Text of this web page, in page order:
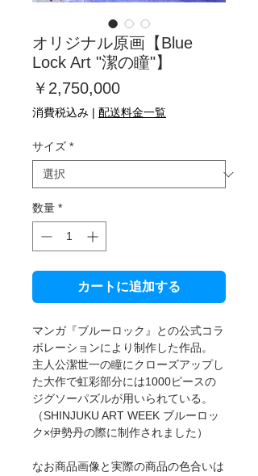
オリジナル原画【Blue
Lock Art "潔の瞳"】
￥2,750,000価
格
消費税込み | 配送料金一覧
サイズ *
数量 *
カートに追加する
マンガ『ブルーロック』との公式コラ
ボレーションにより制作した作品。
主人公潔世一の瞳にクローズアップし
た大作で虹彩部分には1000ピースの
ジグソーパズルが用いられている。
（SHINJUKU ART WEEK ブルーロッ
ク×伊勢丹の際に制作されました）
なお商品画像と実際の商品の色合いは